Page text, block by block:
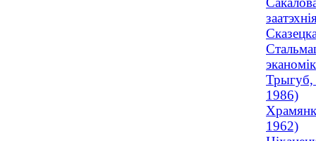
Трыгуб,
1986)
1962)